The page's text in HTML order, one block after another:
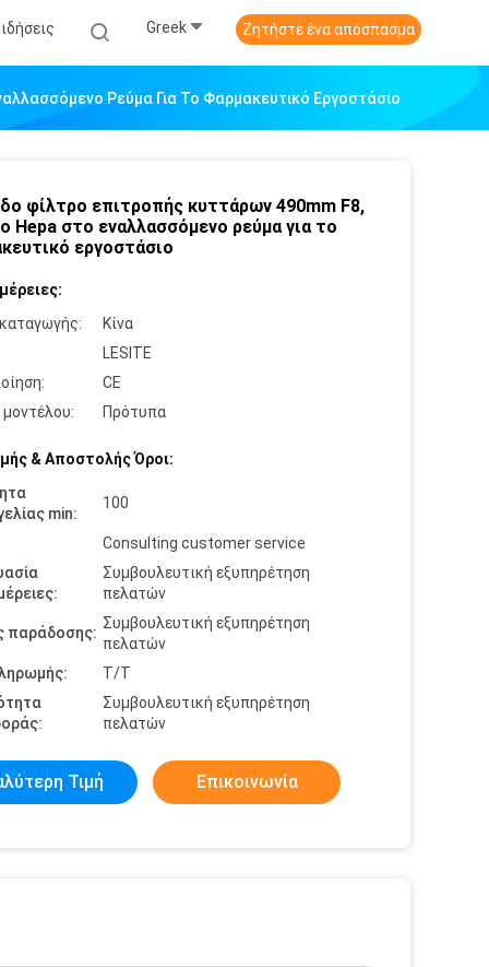
Greek Ζητήστε ένα απόσπασμα
Ρεύμα Για Το Φαρμακευτικό Εργοστάσιο
φίλτρο επιτροπής κυττάρων 490mm F8,
Hepa στο εναλλασσόμενο ρεύμα για το
εργοστάσιο
Κίνα
LESITE
CE
Πρότυπα
& Αποστολής Όροι:
min:
100
Consulting customer service
Συμβουλευτική εξυπηρέτηση
πελατών
παράδοσης:
Συμβουλευτική εξυπηρέτηση
πελατών
T/T
Συμβουλευτική εξυπηρέτηση
πελατών
Τιμή Επικοινωνία